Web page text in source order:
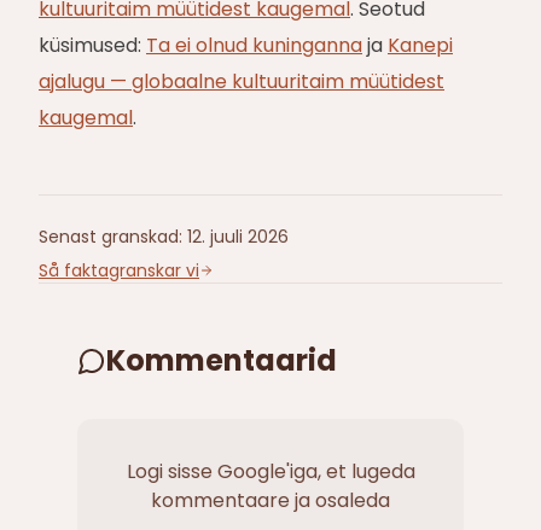
kultuuritaim müütidest kaugemal. Seotud
küsimused: Ta ei olnud kuningannaja Kanepi
ajalugu — globaalne kultuuritaim müütidest
kaugemal.
Senast granskad: 12. juuli 2026
Så faktagranskar vi
Kommentaarid
Logi sisse Google'iga, et lugeda
kommentaare ja osaleda